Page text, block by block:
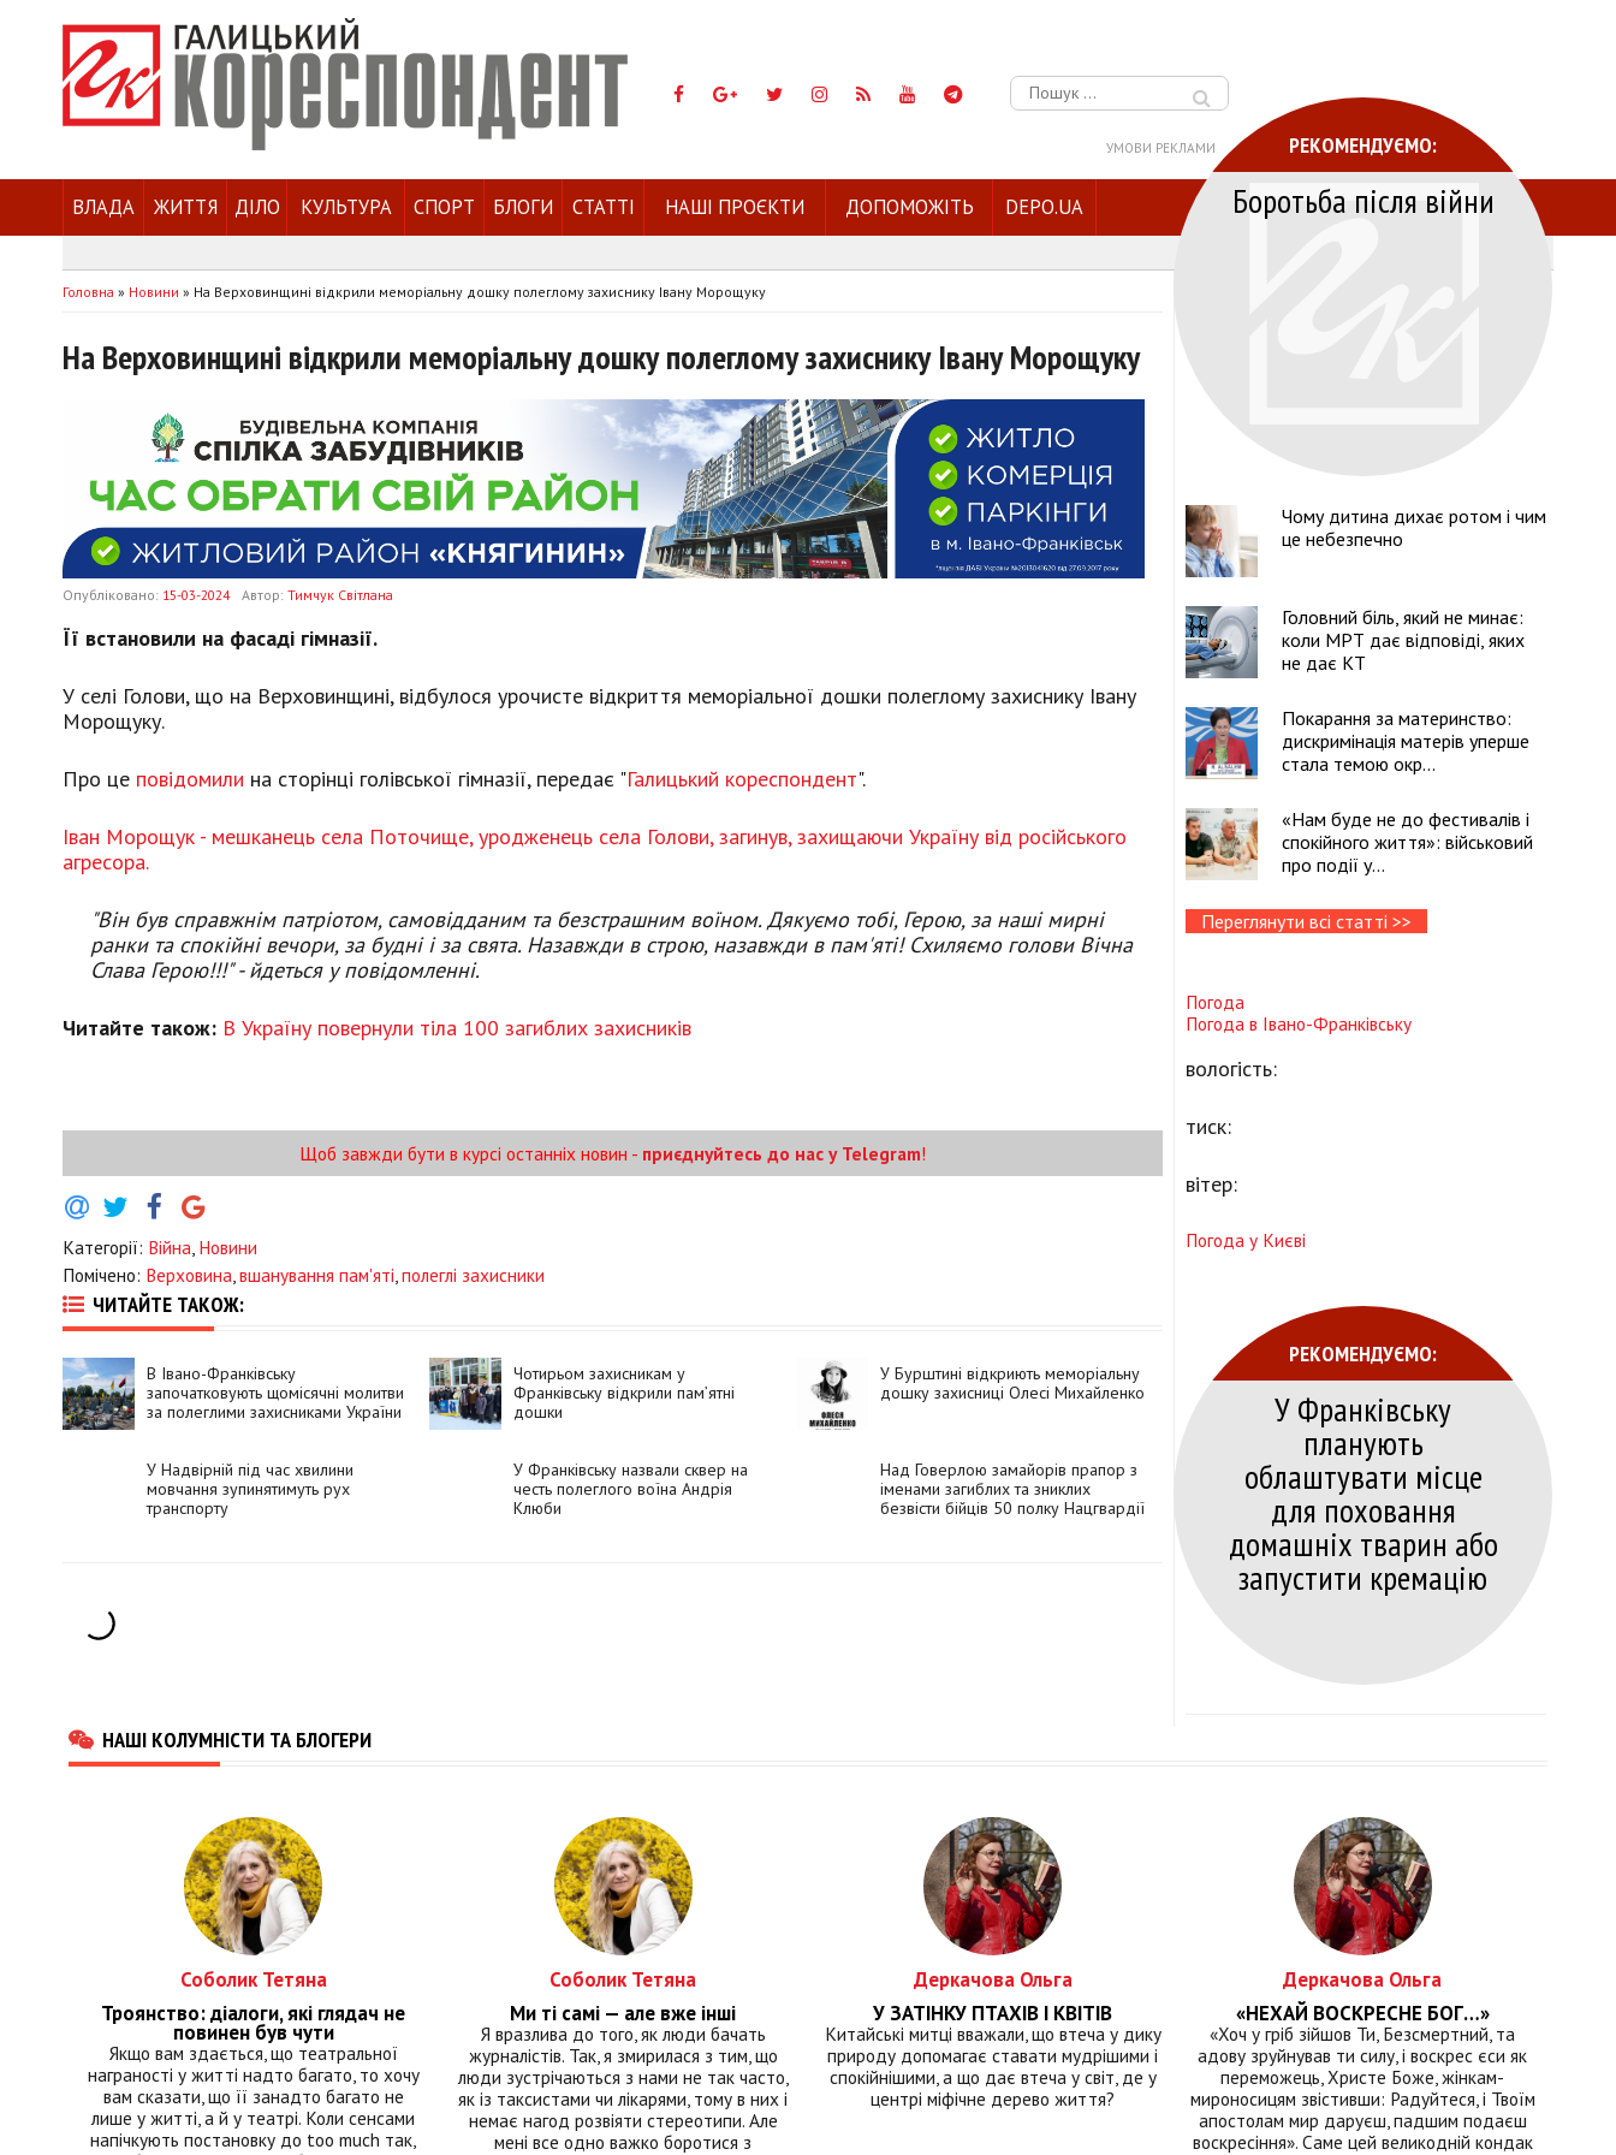
Пошук:
УМОВИ РЕКЛАМИ
ВЛАДА ЖИТТЯ ДІЛО КУЛЬТУРА СПОРТ БЛОГИ СТАТТІ НАШІ ПРОЄКТИ ДОПОМОЖІТЬ DEPO.UA
Головна » Новини » На Верховинщині відкрили меморіальну дошку полеглому захиснику Івану Морощуку
На Верховинщині відкрили меморіальну дошку полеглому захиснику Івану Морощуку
Опубліковано: 15-03-2024 Автор: Тимчук Світлана
Її встановили на фасаді гімназії.
У селі Голови, що на Верховинщині, відбулося урочисте відкриття меморіальної дошки полеглому захиснику Івану
Морощуку.
Про це повідомили на сторінці голівської гімназії, передає "Галицький кореспондент".
Іван Морощук - мешканець села Поточище, уродженець села Голови, загинув, захищаючи Україну від російського
агресора.
"Він був справжнім патріотом, самовідданим та безстрашним воїном. Дякуємо тобі, Герою, за наші мирні
ранки та спокійні вечори, за будні і за свята. Назавжди в строю, назавжди в пам'яті! Схиляємо голови Вічна
Слава Герою!!!" - йдеться у повідомленні.
Читайте також: В Україну повернули тіла 100 загиблих захисників
Щоб завжди бути в курсі останніх новин - приєднуйтесь до нас у Telegram!
Категорії: Війна, Новини
Помічено: Верховина,вшанування пам'яті,полеглі захисники
ЧИТАЙТЕ ТАКОЖ:
В Івано-Франківську
започатковують щомісячні молитви
за полеглими захисниками України
Чотирьом захисникам у
Франківську відкрили пам’ятні
дошки
У Бурштині відкриють меморіальну
дошку захисниці Олесі Михайленко
У Надвірній під час хвилини
мовчання зупинятимуть рух
транспорту
У Франківську назвали сквер на
честь полеглого воїна Андрія
Клюби
Над Говерлою замайорів прапор з
іменами загиблих та зниклих
безвісти бійців 50 полку Нацгвардії
РЕКОМЕНДУЄМО:
Боротьба після війни
Чому дитина дихає ротом і чим
це небезпечно
Головний біль, який не минає:
коли МРТ дає відповіді, яких
не дає КТ
Покарання за материнство:
дискримінація матерів уперше
стала темою окр...
«Нам буде не до фестивалів і
спокійного життя»: військовий
про події у...
Переглянути всі статті >>
Погода
Погода в Івано-Франківську
вологість:
тиск:
вітер:
Погода у Києві
РЕКОМЕНДУЄМО:
У Франківську
планують
облаштувати місце
для поховання
домашніх тварин або
запустити кремацію
НАШІ КОЛУМНІСТИ ТА БЛОГЕРИ
Соболик Тетяна
Троянство: діалоги, які глядач не
повинен був чути
Якщо вам здається, що театральної
награності у житті надто багато, то хочу
вам сказати, що її занадто багато не
лише у житті, а й у театрі. Коли сенсами
напічкують постановку до too much так,
Соболик Тетяна
Ми ті самі — але вже інші
Я вразлива до того, як люди бачать
журналістів. Так, я змирилася з тим, що
люди зустрічаються з нами не так часто,
як із таксистами чи лікарями, тому в них і
немає нагод розвіяти стереотипи. Але
мені все одно важко боротися з
Деркачова Ольга
У ЗАТІНКУ ПТАХІВ І КВІТІВ
Китайські митці вважали, що втеча у дику
природу допомагає ставати мудрішими і
спокійнішими, а що дає втеча у світ, де у
центрі міфічне дерево життя?
Деркачова Ольга
«НЕХАЙ ВОСКРЕСНЕ БОГ…»
«Хоч у гріб зійшов Ти, Безсмертний, та
адову зруйнував ти силу, і воскрес єси як
переможець, Христе Боже, жінкам-
мироносицям звістивши: Радуйтеся, і Твоїм
апостолам мир даруєш, падшим подаєш
воскресіння». Саме цей великодній кондак